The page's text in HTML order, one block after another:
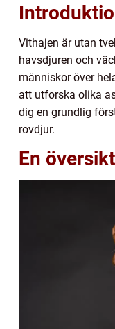
Vithajen är utan
havsdjuren och
människor över
att utforska olika
dig en grundlig
rovdjur.
En